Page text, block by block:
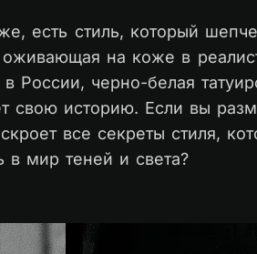
есть стиль, который
на коже в
России, черно-белая
свою историю. Если вы
все секреты стиля,
в мир теней и света?